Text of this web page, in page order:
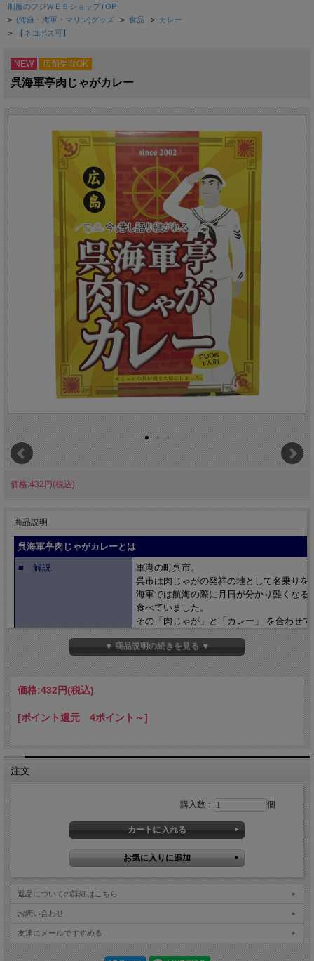
制服のフジＷＥＢショップTOP
> (海自・海軍・マリン)グッズ > 食品 > カレー
> 【ネコポス可】
NEW 店舗受取OK
呉海軍亭肉じゃがカレー
価格:432円(税込)
商品説明
呉海軍亭肉じゃがカレーとは
■ 解説
軍港の町呉市。
呉市は肉じゃがの発祥の地として名乗りを
海軍では航海の際に月日が分かり難くなる
食べていました。
その「肉じゃが」と「カレー」 を合わせ
肉じゃがのような大きな具と中辛のレトロ
が特徴です。
■ 内容量
200g
▼ 商品説明の続きを見る ▼
価格:432円(税込)
[ポイント還元 4ポイント～]
注文
購入数： 個
返品についての詳細はこちら
お問い合わせ
友達にメールですすめる